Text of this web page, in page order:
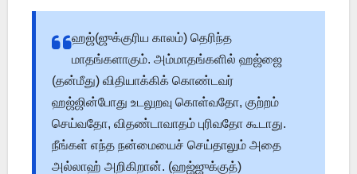
ஹஜ்(ஜுக்குரிய காலம்) தெரிந்த
மாதங்களாகும். அம்மாதங்களில் ஹஜ்ஜை
(தன்மீது) விதியாக்கிக் கொண்டவர்
ஹஜ்ஜின்போது உடலுறவு கொள்வதோ, குற்றம்
செய்வதோ, விதண்டாவாதம் புரிவதோ கூடாது.
நீங்கள் எந்த நன்மையைச் செய்தாலும் அதை
அல்லாஹ் அறிகிறான். (ஹஜ்ஜுக்குத்)